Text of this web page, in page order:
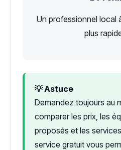
Un professionnel local
plus
💡 Astuce
Demandez toujours au
comparer les prix, les
proposés et les
service gratuit vous